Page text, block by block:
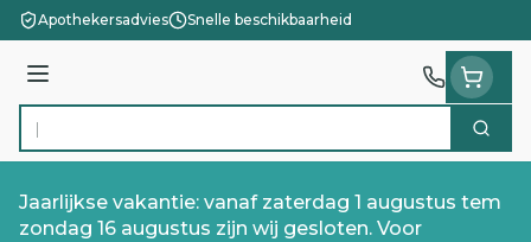
Ga naar de inhoud
Apothekersadvies Snelle beschikbaarheid
Menu
Product, merk, categorie... Zoek
Jaarlijkse vakantie: vanaf zaterdag 1 augustus tem
zondag 16 augustus zijn wij gesloten. Voor